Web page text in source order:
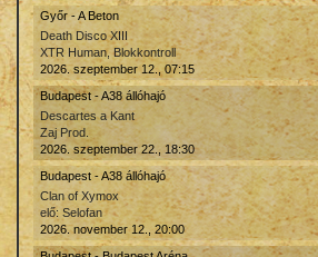
Győr - A Beton
Death Disco XIII
XTR Human, Blokkontroll
2026. szeptember 12., 07:15
Budapest - A38 állóhajó
Descartes a Kant
Zaj Prod.
2026. szeptember 22., 18:30
Budapest - A38 állóhajó
Clan of Xymox
elő: Selofan
2026. november 12., 20:00